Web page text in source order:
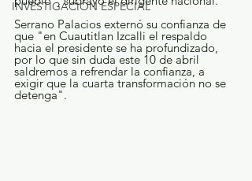
INVESTIGACIÓN ESPECIAL
Serrano Palacios externó su confianza de
que "en Cuautitlan Izcalli el respaldo
hacia el presidente se ha profundizado,
por lo que sin duda este 10 de abril
saldremos a refrendar la confianza, a
exigir que la cuarta transformación no se
detenga".